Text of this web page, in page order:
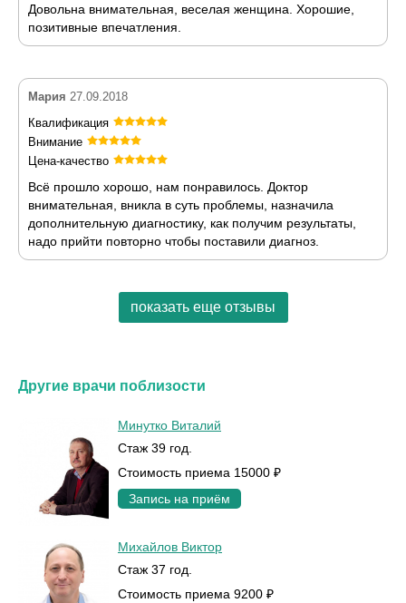
Довольна внимательная, веселая женщина. Хорошие,
позитивные впечатления.
Мария 27.09.2018
Квалификация
Внимание
Цена-качество
Всё прошло хорошо, нам понравилось. Доктор
внимательная, вникла в суть проблемы, назначила
дополнительную диагностику, как получим результаты,
надо прийти повторно чтобы поставили диагноз.
показать еще отзывы
Другие врачи поблизости
Минутко Виталий
Стаж 39 год.
Стоимость приема 15000 ₽
Запись на приём
Михайлов Виктор
Стаж 37 год.
Стоимость приема 9200 ₽